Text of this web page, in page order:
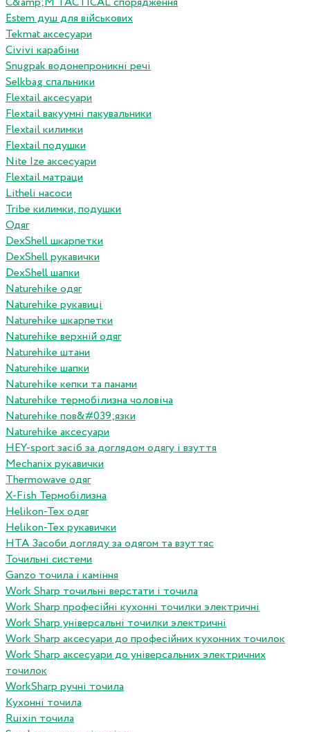
Estem душ для військових
Tekmat аксесуари
Сivivi карабіни
Snugpak водонепроникні речі
Selkbag спальники
Flextail аксесуари
Flextail вакуумні пакувальники
Flextail килимки
Flextail подушки
Nite Ize аксесуари
Flextail матраци
Litheli насоси
Tribe килимки, подушки
Одяг
DexShell шкарпетки
DexShell рукавички
DexShell шапки
Naturehike одяг
Naturehike рукавиці
Naturehike шкарпетки
Naturehike верхній одяг
Naturehike штани
Naturehike шапки
Naturehike кепки та панами
Naturehike термобілизна чоловіча
Naturehike пов&#039;язки
Naturehike аксесуари
HEY-sport засіб за доглядом одягу і взуття
Mechanix рукавички
Thermowave одяг
X-Fish Термобілизна
Helikon-Tex одяг
Helikon-Tex рукавички
HTA Засоби догляду за одягом та взуттяс
Точильні системи
Ganzo точила і каміння
Work Sharp точильні верстати і точила
Work Sharp професiйнi кухоннi точилки электричнi
Work Sharp унiверсальнi точилки электричнi
Work Sharp аксесуари до професiйних кухонних точилок
Work Sharp аксесуари до унiверсальних электричних
точилок
WorkSharp ручні точила
Кухонні точила
Ruixin точила